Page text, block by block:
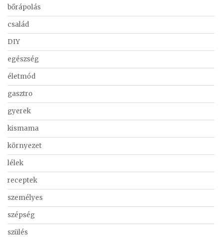
bőrápolás
család
DIY
egészség
életmód
gasztro
gyerek
kismama
környezet
lélek
receptek
személyes
szépség
szülés